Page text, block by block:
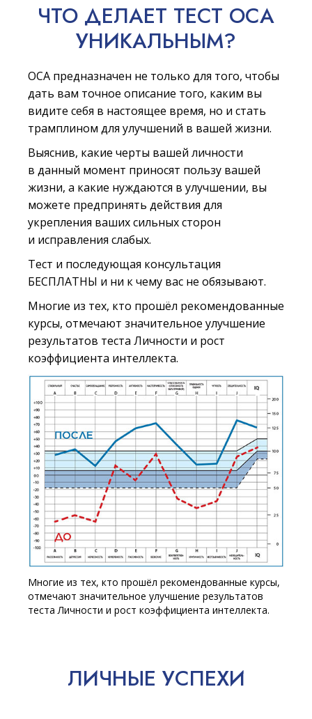
ЧТО ДЕЛАЕТ ТЕСТ ОСА
УНИКАЛЬНЫМ?
ОСА предназначен не только для того, чтобы
дать вам точное описание того, каким вы
видите себя в настоящее время, но и стать
трамплином для улучшений в вашей жизни.
Выяснив, какие черты вашей личности
в данный момент приносят пользу вашей
жизни, а какие нуждаются в улучшении, вы
можете предпринять действия для
укрепления ваших сильных сторон
и исправления слабых.
Тест и последующая консультация
БЕСПЛАТНЫ и ни к чему вас не обязывают.
Многие из тех, кто прошёл рекомендованные
курсы, отмечают значительное улучшение
результатов теста Личности и рост
коэффициента интеллекта.
Многие из тех, кто прошёл рекомендованные курсы,
отмечают значительное улучшение результатов
теста Личности и рост коэффициента интеллекта.
ЛИЧНЫЕ УСПЕХИ